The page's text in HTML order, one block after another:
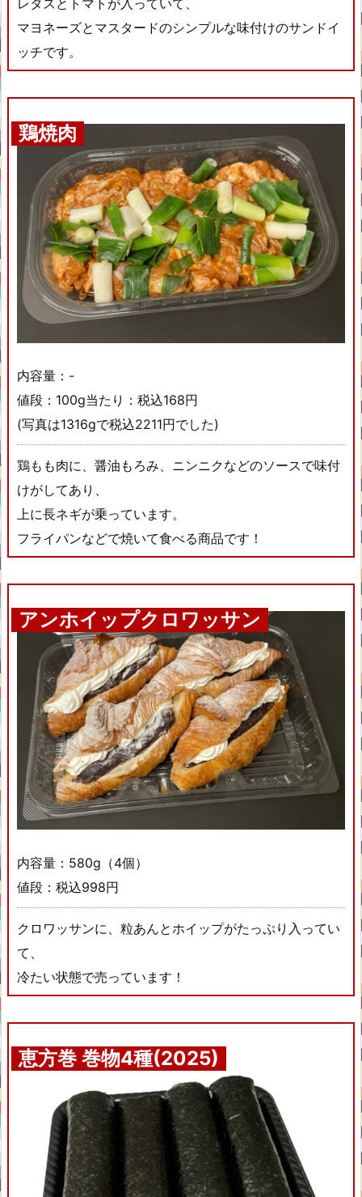
レタスとトマトが入っていて、
マヨネーズとマスタードのシンプルな味付けのサンドイ
ッチです。
鶏焼肉
内容量：-
値段：100g当たり：税込168円
(写真は1316gで税込2211円でした)
鶏もも肉に、醤油もろみ、ニンニクなどのソースで味付
けがしてあり、
上に長ネギが乗っています。
フライパンなどで焼いて食べる商品です！
アンホイップクロワッサン
内容量：580g（4個）
値段：税込998円
クロワッサンに、粒あんとホイップがたっぷり入ってい
て、
冷たい状態で売っています！
恵方巻 巻物4種(2025)